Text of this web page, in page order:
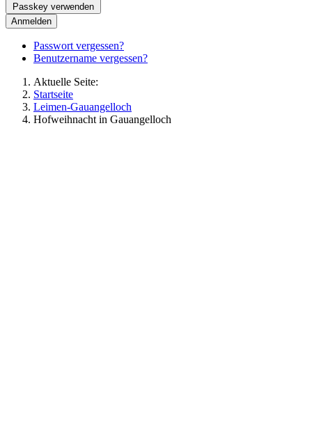
Passkey verwenden
Anmelden
Passwort vergessen?
Benutzername vergessen?
Aktuelle Seite:
Startseite
Leimen-Gauangelloch
Hofweihnacht in Gauangelloch